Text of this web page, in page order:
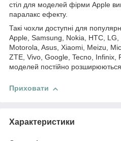
стіл для моделей фірми Apple
паралакс ефекту.
Такі чохли доступні для
Apple, Samsung, Nokia, HTC,
Motorola, Asus, Xiaomi, Meizu,
ZTE, Vivo, Google, Tecno, Infinix,
моделей постійно
Приховати
Характеристики